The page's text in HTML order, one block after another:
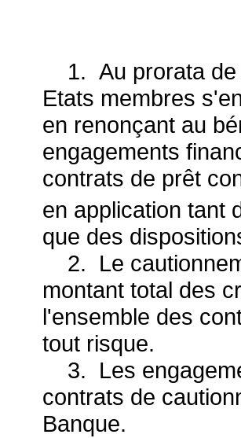
1. Au prorata de
Etats membres
en renonçant au
engagements
contrats de prêt
en application tant
que des
2. Le
montant total des
l'ensemble des
tout risque.
3. Les
contrats de
Banque.